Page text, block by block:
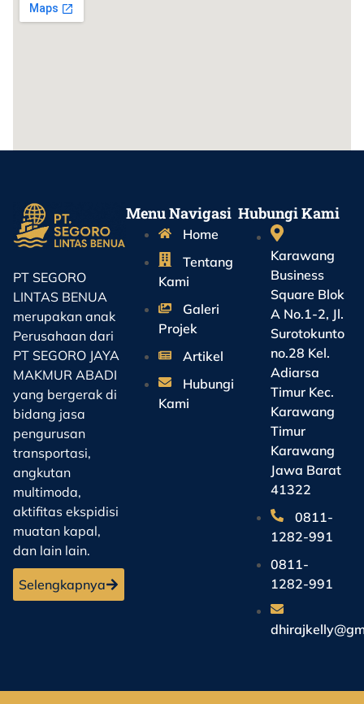
PT SEGORO
LINTAS BENUA
merupakan anak
Perusahaan dari
PT SEGORO JAYA
MAKMUR ABADI
yang bergerak di
bidang jasa
pengurusan
transportasi,
angkutan
multimoda,
aktifitas ekspidisi
muatan kapal,
dan lain lain.
Selengkapnya
Menu Navigasi
Home
Tentang
Kami
Galeri
Projek
Artikel
Hubungi
Kami
Hubungi Kami
Karawang
Business
Square Blok
A No.1-2, Jl.
Surotokunto
no.28 Kel.
Adiarsa
Timur Kec.
Karawang
Timur
Karawang
Jawa Barat
41322
0811-
1282-991
0811-
1282-991